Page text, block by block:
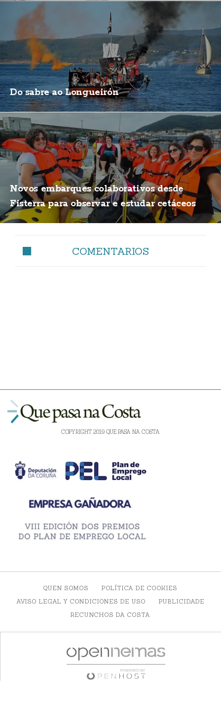
Do sabre ao Longueirón
Novos embarques colaborativos desde
Fisterra para observar e estudar cetáceos
COMENTARIOS
COPYRIGHT 2019 QUE PASA NA COSTA
QUEN SOMOS
POLÍTICA DE COOKIES
AVISO LEGAL Y CONDICIONES DE USO
PUBLICIDADE
RECUNCHOS DA COSTA